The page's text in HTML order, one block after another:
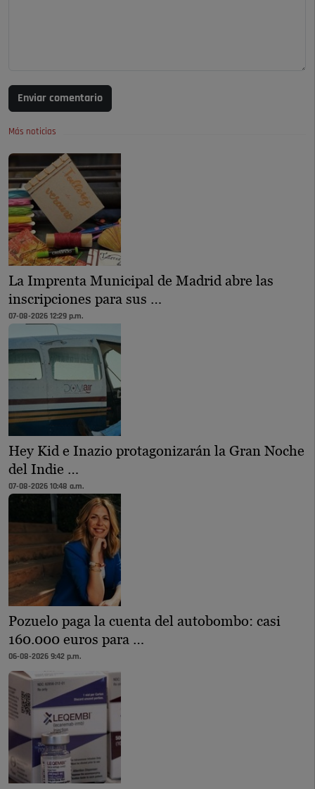
Enviar comentario
Más noticias
La Imprenta Municipal de Madrid abre las
inscripciones para sus …
07-08-2026 12:29 p.m.
Hey Kid e Inazio protagonizarán la Gran Noche
del Indie …
07-08-2026 10:48 a.m.
Pozuelo paga la cuenta del autobombo: casi
160.000 euros para …
06-08-2026 9:42 p.m.